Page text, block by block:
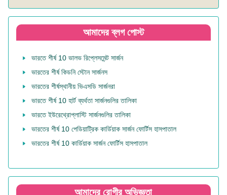
আমাদের ব্লগ পোস্ট
ভারতে শীর্ষ 10 ভালভ রিপ্লেসমেন্ট সার্জন
ভারতের শীর্ষ কিডনি স্টোন সার্জনস
ভারতের শীর্ষস্থানীয় ভিএসডি সার্জনরা
ভারতে শীর্ষ 10 হার্ট ব্যর্থতা সার্জনগুলির তালিকা
ভারতে ইউরেথ্রোপ্লাস্টি সার্জনগুলির তালিকা
ভারতের শীর্ষ 10 পেডিয়াট্রিক কার্ডিয়াক সার্জন ফোর্টিস হাসপাতাল
ভারতের শীর্ষ 10 কার্ডিয়াক সার্জন ফোর্টিস হাসপাতাল
আমাদের রোগীর অভিজ্ঞতা